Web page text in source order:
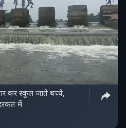
कर स्कूल जाते बच्चे,
में